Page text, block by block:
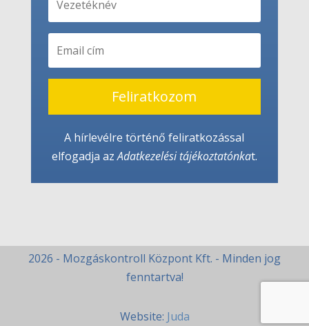
Feliratkozom
A hírlevélre történő feliratkozással
elfogadja azAdatkezelési tájékoztatónkat.
2026 - Mozgáskontroll Központ Kft. - Minden jog
fenntartva!
Website: Juda